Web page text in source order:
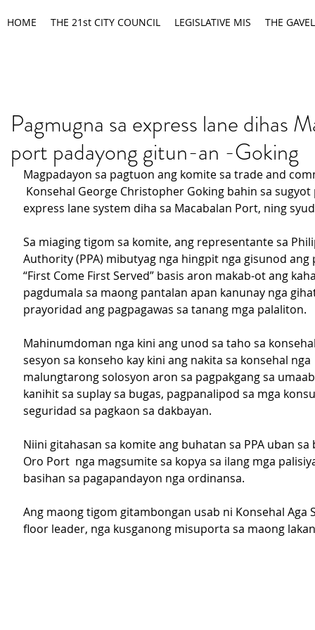
HOME THE 21st CITY COUNCIL LEGISLATIVE MIS THE GAVEL
Pagmugna sa express lane dihas
port padayong gitun-an -Goking
Magpadayon sa pagtuon ang komite sa trade and
Konsehal George Christopher Goking bahin sa
express lane system diha sa Macabalan Port, ning
Sa miaging tigom sa komite, ang representante sa
Authority (PPA) mibutyag nga hingpit nga gisunod ang
“First Come First Served” basis aron makab-ot ang
pagdumala sa maong pantalan apan kanunay nga
prayoridad ang pagpagawas sa tanang mga palaliton.
Mahinumdoman nga kini ang unod sa taho sa
sesyon sa konseho kay kini ang nakita sa konsehal nga
malungtarong solosyon aron sa pagpakgang sa
kanihit sa suplay sa bugas, pagpanalipod sa mga
seguridad sa pagkaon sa dakbayan.
Niini gitahasan sa komite ang buhatan sa PPA uban
Oro Port  nga magsumite sa kopya sa ilang mga
basihan sa pagapandayon nga ordinansa.
Ang maong tigom gitambongan usab ni Konsehal Aga
floor leader, nga kusganong misuporta sa maong